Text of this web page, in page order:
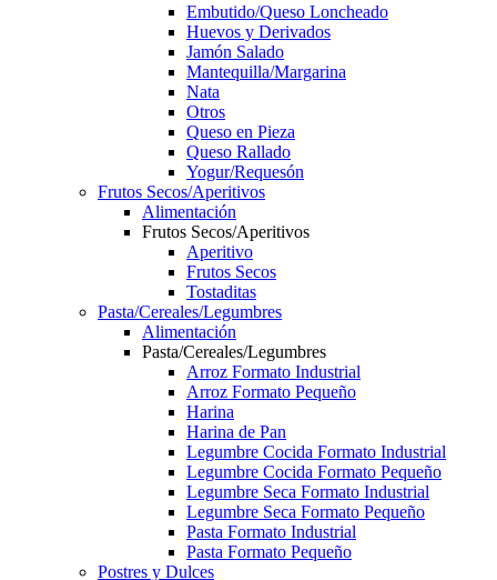
Embutido/Queso Loncheado
Huevos y Derivados
Jamón Salado
Mantequilla/Margarina
Nata
Otros
Queso en Pieza
Queso Rallado
Yogur/Requesón
Frutos Secos/Aperitivos
Alimentación
Frutos Secos/Aperitivos
Aperitivo
Frutos Secos
Tostaditas
Pasta/Cereales/Legumbres
Alimentación
Pasta/Cereales/Legumbres
Arroz Formato Industrial
Arroz Formato Pequeño
Harina
Harina de Pan
Legumbre Cocida Formato Industrial
Legumbre Cocida Formato Pequeño
Legumbre Seca Formato Industrial
Legumbre Seca Formato Pequeño
Pasta Formato Industrial
Pasta Formato Pequeño
Postres y Dulces